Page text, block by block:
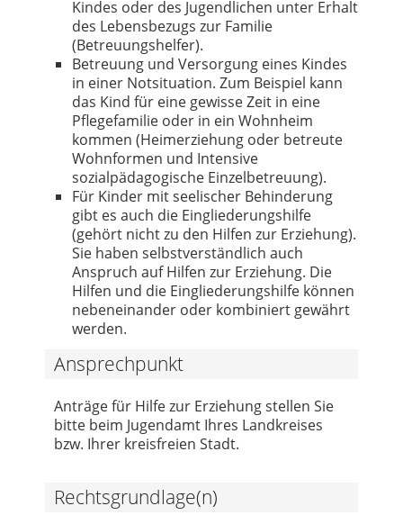
Kindes oder des Jugendlichen unter Erhalt
des Lebensbezugs zur Familie
(Betreuungshelfer).
Betreuung und Versorgung eines Kindes
in einer Notsituation. Zum Beispiel kann
das Kind für eine gewisse Zeit in eine
Pflegefamilie oder in ein Wohnheim
kommen (Heimerziehung oder betreute
Wohnformen und Intensive
sozialpädagogische Einzelbetreuung).
Für Kinder mit seelischer Behinderung
gibt es auch die Eingliederungshilfe
(gehört nicht zu den Hilfen zur Erziehung).
Sie haben selbstverständlich auch
Anspruch auf Hilfen zur Erziehung. Die
Hilfen und die Eingliederungshilfe können
nebeneinander oder kombiniert gewährt
werden.
Ansprechpunkt
Anträge für Hilfe zur Erziehung stellen Sie
bitte beim Jugendamt Ihres Landkreises
bzw. Ihrer kreisfreien Stadt.
Rechtsgrundlage(n)